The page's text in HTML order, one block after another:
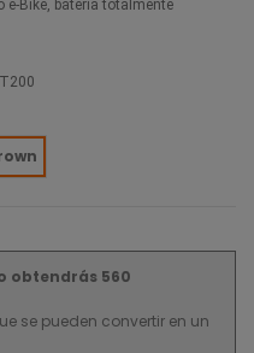
e-Bike, batería totalmente
obtendrás 560
se pueden convertir en un